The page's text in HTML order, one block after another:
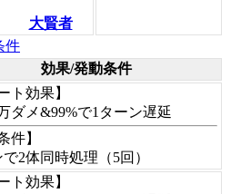
大賢者
件
効果/発動条件
ト効果】
ダメ&99%で1ターン遅延
件】
2体同時処理（5回）
ト効果】